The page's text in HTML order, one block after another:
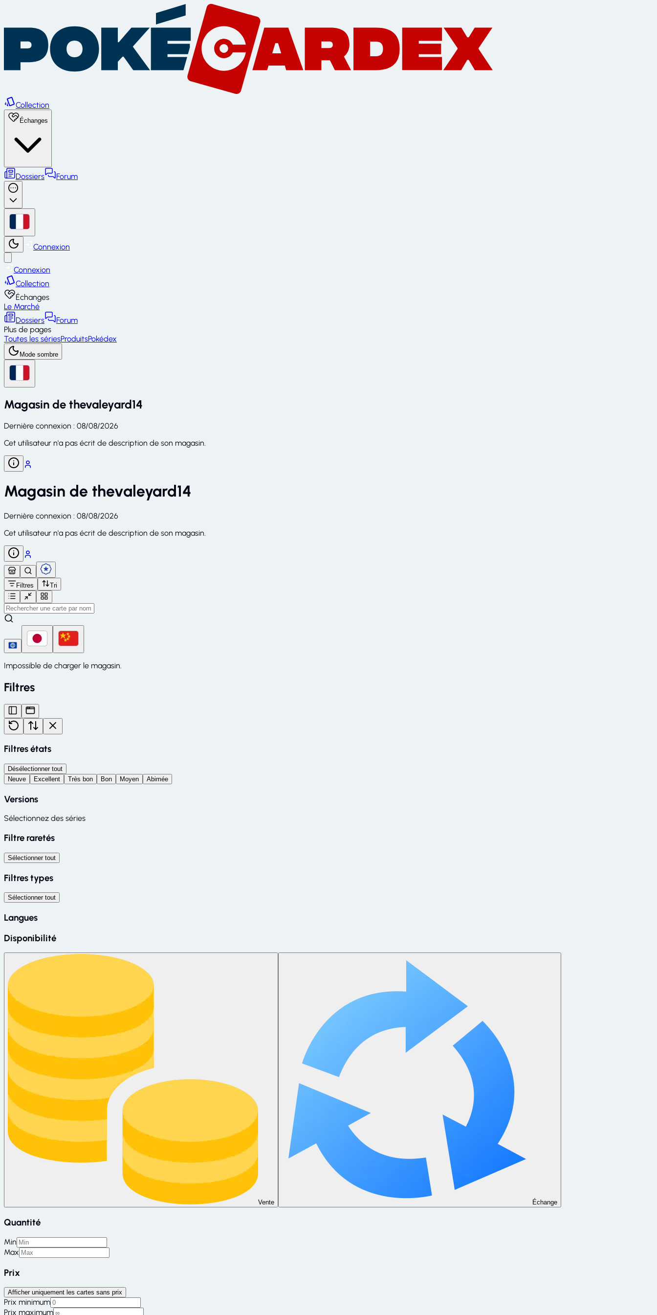
Collection
Échanges
Dossiers Forum
Connexion
Connexion
Collection
Échanges
Le Marché
Dossiers
Forum
Plus de pages
Toutes les sériesProduitsPokédex
Mode sombre
Magasin de thevaleyard14
Dernière connexion : 08/08/2026
Cet utilisateur n'a pas écrit de description de son magasin.
Magasin de thevaleyard14
Dernière connexion : 08/08/2026
Cet utilisateur n'a pas écrit de description de son magasin.
Filtres Tri
Impossible de charger le magasin.
Filtres
Filtres états
Désélectionner tout
Neuve
Excellent Très bon Bon Moyen Abimée
Versions
Sélectionnez des séries
Filtre raretés
Sélectionner tout
Filtres types
Sélectionner tout
Langues
Disponibilité
Vente Échange
Quantité
Min
Max
Prix
Afficher uniquement les cartes sans prix
Prix minimum
Prix maximum